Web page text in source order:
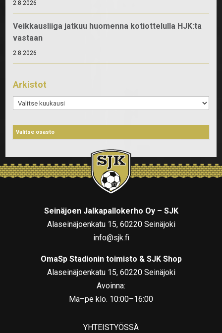
2.8.2026
Veikkausliiga jatkuu huomenna kotiottelulla HJK:ta
vastaan
2.8.2026
Arkistot
Arkistot
Seinäjoen Jalkapallokerho Oy – SJK
Alaseinäjoenkatu 15, 60220 Seinäjoki
info@sjk.fi
OmaSp Stadionin toimisto & SJK Shop
Alaseinäjoenkatu 15, 60220 Seinäjoki
Avoinna:
Ma–pe klo. 10:00–16:00
YHTEISTYÖSSÄ